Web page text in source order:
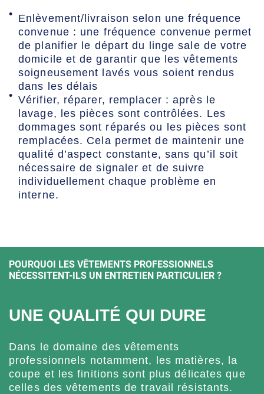
Enlèvement/livraison selon une fréquence
convenue : une fréquence convenue permet
de planifier le départ du linge sale de votre
domicile et de garantir que les vêtements
soigneusement lavés vous soient rendus
dans les délais
Vérifier, réparer, remplacer : après le
lavage, les pièces sont contrôlées. Les
dommages sont réparés ou les pièces sont
remplacées. Cela permet de maintenir une
qualité d’aspect constante, sans qu’il soit
nécessaire de signaler et de suivre
individuellement chaque problème en
interne.
POURQUOI LES VÊTEMENTS PROFESSIONNELS
NÉCESSITENT-ILS UN ENTRETIEN PARTICULIER ?
UNE QUALITÉ QUI DURE
Dans le domaine des vêtements
professionnels notamment, les matières, la
coupe et les finitions sont plus délicates que
celles des vêtements de travail résistants.